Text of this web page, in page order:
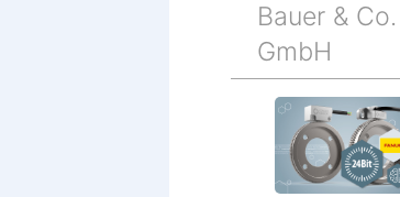
Bauer & Co.
GmbH